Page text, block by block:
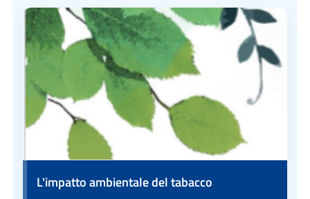
L'impatto ambientale del tabacco